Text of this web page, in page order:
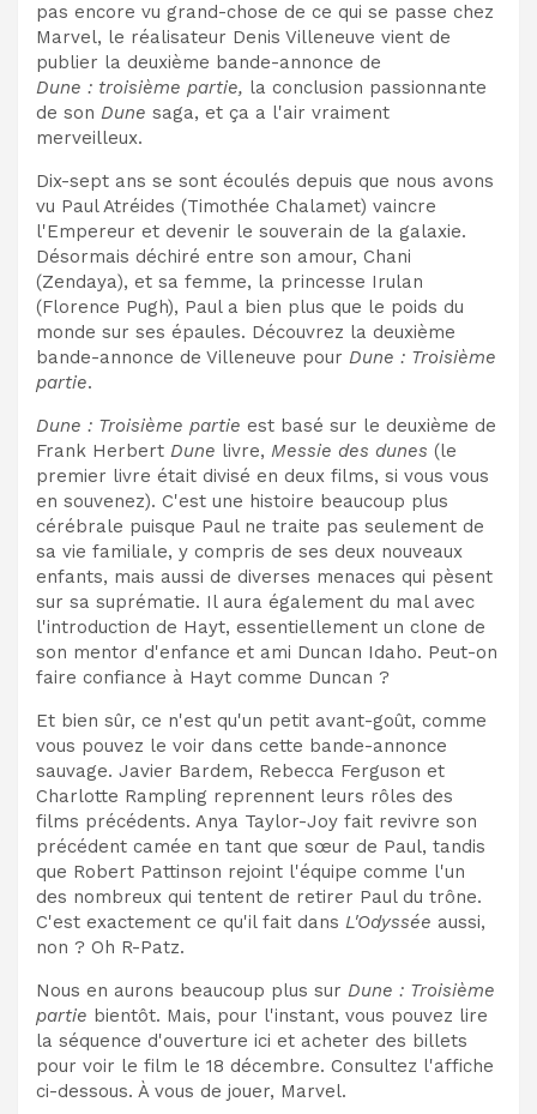
pas encore vu grand-chose de ce qui se passe chez
Marvel, le réalisateur Denis Villeneuve vient de
publier la deuxième bande-annonce de
Dune : troisième partie, la conclusion passionnante
de son Dune saga, et ça a l'air vraiment
merveilleux.
Dix-sept ans se sont écoulés depuis que nous avons
vu Paul Atréides (Timothée Chalamet) vaincre
l'Empereur et devenir le souverain de la galaxie.
Désormais déchiré entre son amour, Chani
(Zendaya), et sa femme, la princesse Irulan
(Florence Pugh), Paul a bien plus que le poids du
monde sur ses épaules. Découvrez la deuxième
bande-annonce de Villeneuve pour Dune : Troisième
partie.
Dune : Troisième partie est basé sur le deuxième de
Frank Herbert Dune livre, Messie des dunes (le
premier livre était divisé en deux films, si vous vous
en souvenez). C'est une histoire beaucoup plus
cérébrale puisque Paul ne traite pas seulement de
sa vie familiale, y compris de ses deux nouveaux
enfants, mais aussi de diverses menaces qui pèsent
sur sa suprématie. Il aura également du mal avec
l'introduction de Hayt, essentiellement un clone de
son mentor d'enfance et ami Duncan Idaho. Peut-on
faire confiance à Hayt comme Duncan ?
Et bien sûr, ce n'est qu'un petit avant-goût, comme
vous pouvez le voir dans cette bande-annonce
sauvage. Javier Bardem, Rebecca Ferguson et
Charlotte Rampling reprennent leurs rôles des
films précédents. Anya Taylor-Joy fait revivre son
précédent camée en tant que sœur de Paul, tandis
que Robert Pattinson rejoint l'équipe comme l'un
des nombreux qui tentent de retirer Paul du trône.
C'est exactement ce qu'il fait dans L'Odyssée aussi,
non ? Oh R-Patz.
Nous en aurons beaucoup plus sur Dune : Troisième
partie bientôt. Mais, pour l'instant, vous pouvez lire
la séquence d'ouverture ici et acheter des billets
pour voir le film le 18 décembre. Consultez l'affiche
ci-dessous. À vous de jouer, Marvel.